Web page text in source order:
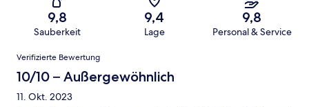
9,8
Sauberkeit
9,4
Lage
9,8
Personal & Service
Bewertungen
Verifizierte Bewertung
10/10 – Außergewöhnlich
11. Okt. 2023